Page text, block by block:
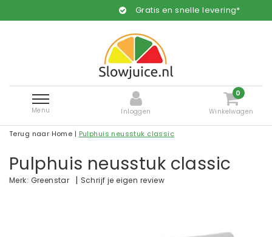
Gratis en snelle levering*
Menu Inloggen
0
Winkelwagen
Terug naar Home | Pulphuis neusstuk classic
Pulphuis neusstuk classic
Merk: Greenstar | Schrijf je eigen review